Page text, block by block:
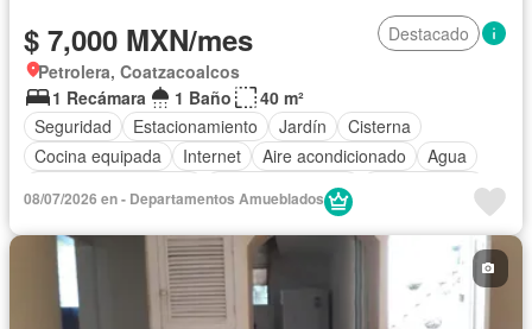
$ 7,000 MXN/mes
Destacado
Petrolera, Coatzacoalcos
1 Recámara
1 Baño
40 m²
Seguridad
Estacionamiento Jardín
Cisterna
Cocina equipada
Internet Aire acondicionado
Agua
Permite mascotas
Completamente amueblado
08/07/2026 en - Departamentos Amueblados